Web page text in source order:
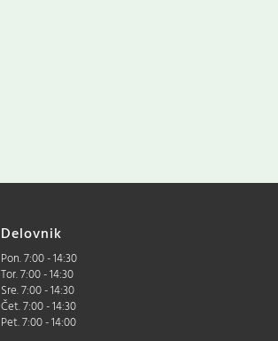
Delovnik
Pon. 7:00 - 14:30
Tor. 7:00 - 14:30
Sre. 7:00 - 14:30
Čet. 7:00 - 14:30
Pet. 7:00 - 14:00